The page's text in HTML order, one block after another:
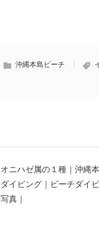
沖縄本島ビーチ
オニハゼ属の１種｜沖縄
ダイビング｜ビーチダイ
写真｜